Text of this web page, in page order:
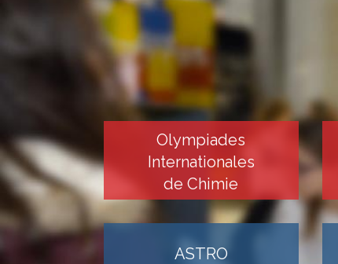
Olympiades
Internationales
de Chimie
ASTRO